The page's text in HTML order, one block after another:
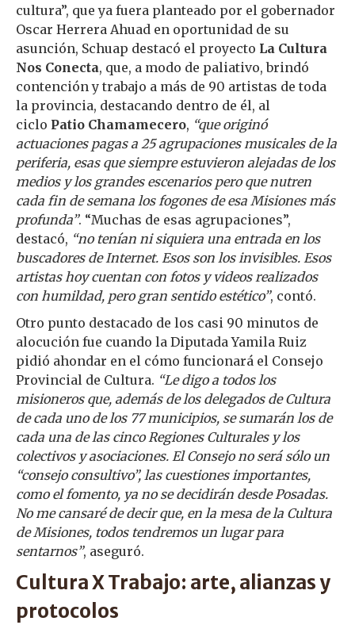
cultura”, que ya fuera planteado por el gobernador
Oscar Herrera Ahuad en oportunidad de su
asunción, Schuap destacó el proyecto La Cultura
Nos Conecta, que, a modo de paliativo, brindó
contención y trabajo a más de 90 artistas de toda
la provincia, destacando dentro de él, al
ciclo Patio Chamamecero, “que originó
actuaciones pagas a 25 agrupaciones musicales de la
periferia, esas que siempre estuvieron alejadas de los
medios y los grandes escenarios pero que nutren
cada fin de semana los fogones de esa Misiones más
profunda”. “Muchas de esas agrupaciones”,
destacó, “no tenían ni siquiera una entrada en los
buscadores de Internet. Esos son los invisibles. Esos
artistas hoy cuentan con fotos y videos realizados
con humildad, pero gran sentido estético”, contó.
Otro punto destacado de los casi 90 minutos de
alocución fue cuando la Diputada Yamila Ruiz
pidió ahondar en el cómo funcionará el Consejo
Provincial de Cultura. “Le digo a todos los
misioneros que, además de los delegados de Cultura
de cada uno de los 77 municipios, se sumarán los de
cada una de las cinco Regiones Culturales y los
colectivos y asociaciones. El Consejo no será sólo un
“consejo consultivo”, las cuestiones importantes,
como el fomento, ya no se decidirán desde Posadas.
No me cansaré de decir que, en la mesa de la Cultura
de Misiones, todos tendremos un lugar para
sentarnos”, aseguró.
Cultura X Trabajo: arte, alianzas y
protocolos